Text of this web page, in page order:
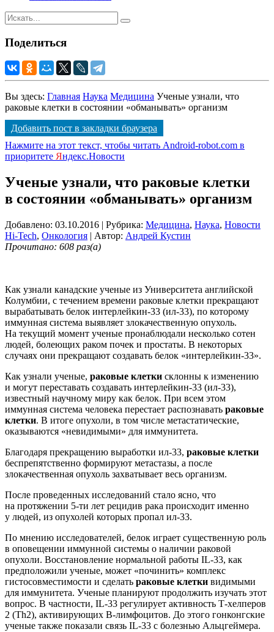
Поделиться
Вы здесь: Главная Наука Медицина Ученые узнали, что
раковые клетки в состоянии «обманывать» организм
Добавить пост в закладки браузера
Нажмите на этот текст, чтобы читать Android-robot.com в
приоритете Яндекс.Новости
Ученые узнали, что раковые клетки
в состоянии «обманывать» организм
Добавлено: 03.10.2016 | Рубрика: Медицина, Наука, Новости
Hi-Tech, Онкология | Автор: Андрей Кустин
Прочитано: 608 раз(а)
Как узнали канадские ученые из Университета английской
Колумбии, с течением времени раковые клетки прекращают
вырабатывать белок интерлейкин-33 (ил-33), по которому
иммунная система выявляет злокачественную опухоль.
На текущий момент ученые пронаблюдали несколько сотен
людей, болеющих раком почек и простаты. В некоторых
случаях они прекращают создавать белок «интерлейкин-33».
Как узнали ученые, раковые клетки склонны к изменению
и могут переставать создавать интерлейкин-33 (ил-33),
известный научному миру как белок. При всем этом
иммунная система человека перестает распознавать раковые
клетки. В итоге опухоли, в том числе метастатические,
оказываются «невидимыми» для иммунитета.
Благодаря прекращению выработки ил-33, раковые клетки
беспрепятственно формируют метастазы, а после
злокачественная опухоль захватывает весь организм.
После проведенных исследований стало ясно, что
на протяжении 5-ти лет рецидив рака происходит именно
у людей, из опухолей которых пропал ил-33.
По мнению исследователей, белок играет существенную роль
в оповещении иммунной системы о наличии раковой
опухоли. Восстановление нормальной работы IL-33, как
предположили ученые, может «починить» комплекс
гистосовместимости и сделать раковые клетки видимыми
для иммунитета. Ученые планируют продолжить изучать этот
вопрос. В частности, IL-33 регулирует активность Т-хелперов
2 (Th2), активирующих B-лимфоцитов. До этого гонконгские
ученые также показали связь IL-33 c болезнью Альцгеймера.